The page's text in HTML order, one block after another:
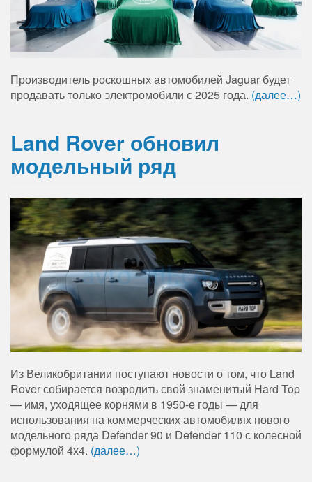
Производитель роскошных автомобилей Jaguar будет
продавать только электромобили с 2025 года. (далее…)
Land Rover обновил
модельный ряд
Из Великобритании поступают новости о том, что Land
Rover собирается возродить свой знаменитый Hard Top
— имя, уходящее корнями в 1950-е годы — для
использования на коммерческих автомобилях нового
модельного ряда Defender 90 и Defender 110 с колесной
формулой 4х4. (далее…)